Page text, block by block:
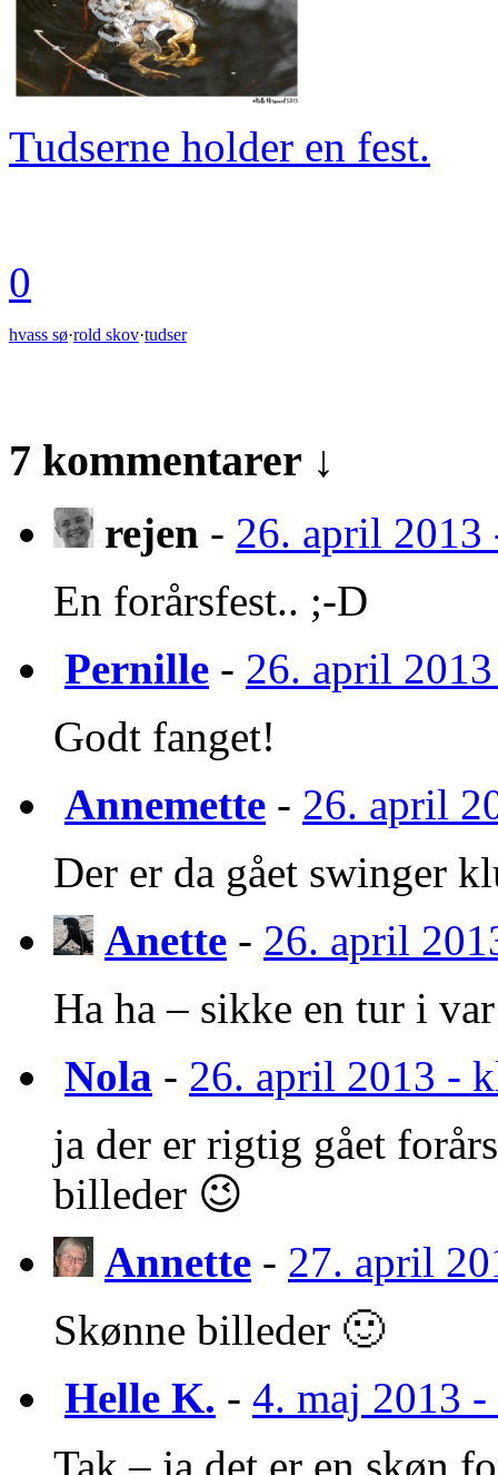
Tudserne holder en fest.
0
hvass sø·rold skov·tudser
7 kommentarer ↓
rejen - 26. april
En forårsfest.. ;-D
Pernille - 26. april
Godt fanget!
Annemette - 26. april
Der er da gået swinger
Anette - 26. april
Ha ha – sikke en tur i
Nola - 26. april 2013 -
ja der er rigtig gået
billeder 😉
Annette - 27. april
Skønne billeder 🙂
Helle K. - 4. maj 2013
Tak – ja det er en skøn